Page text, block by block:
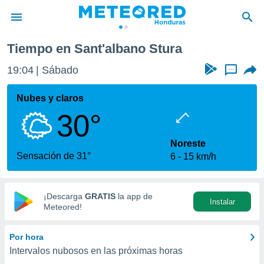
de
ha sido
calidad.
a este
las
y
digital
basada
Tiempo en Sant'albano Stura
19:04 Sábado ...
Nubes y claros
30°
Sensación de 31°
Noreste
6
15 km/h
¡Descarga GRATIS la app de
Meteored!
Instalar
Por hora
Intervalos nubosos en las próximas horas